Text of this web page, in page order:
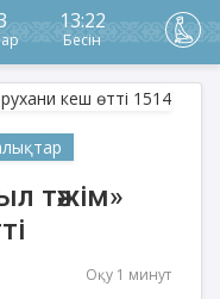
13:22
Бесін
тәжім»
Оқу 1 минут